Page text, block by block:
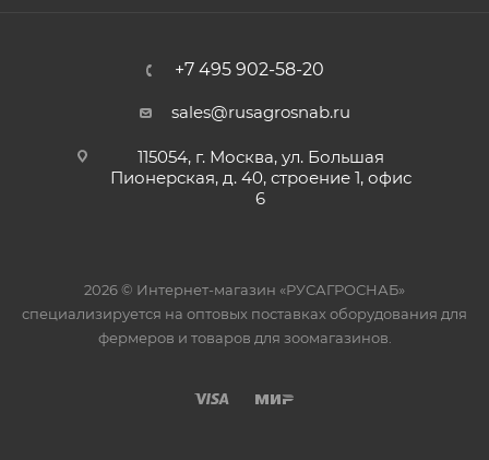
+7 495 902-58-20
sales@rusagrosnab.ru
115054, г. Москва, ул. Большая
Пионерская, д. 40, строение 1, офис
6
2026 © Интернет-магазин «РУСАГРОСНАБ»
специализируется на оптовых поставках оборудования для
фермеров и товаров для зоомагазинов.